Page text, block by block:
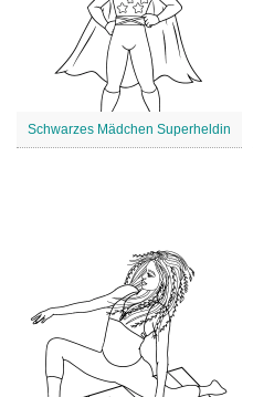
Schwarzes Mädchen Superheldin